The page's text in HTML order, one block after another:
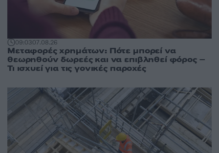
09:0307.08.26
Μεταφορές χρημάτων: Πότε μπορεί να
θεωρηθούν δωρεές και να επιβληθεί φόρος –
Τι ισχυεί για τις γονικές παροχές